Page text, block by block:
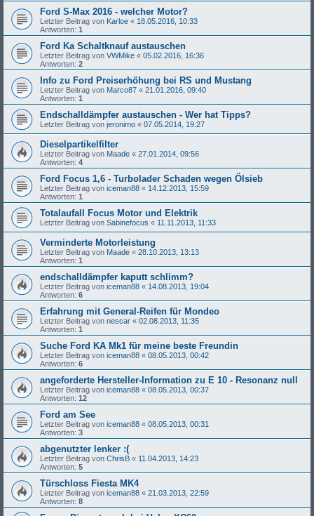
Ford S-Max 2016 - welcher Motor?
Letzter Beitrag von Karloe « 18.05.2016, 10:33
Antworten: 1
Ford Ka Schaltknauf austauschen
Letzter Beitrag von VWMike « 05.02.2016, 16:36
Antworten: 2
Info zu Ford Preiserhöhung bei RS und Mustang
Letzter Beitrag von Marco87 « 21.01.2016, 09:40
Antworten: 1
Endschalldämpfer austauschen - Wer hat Tipps?
Letzter Beitrag von jeronimo « 07.05.2014, 19:27
Dieselpartikelfilter
Letzter Beitrag von Maade « 27.01.2014, 09:56
Antworten: 4
Ford Focus 1,6 - Turbolader Schaden wegen Ölsieb
Letzter Beitrag von iceman88 « 14.12.2013, 15:59
Antworten: 1
Totalaufall Focus Motor und Elektrik
Letzter Beitrag von Sabinefocus « 11.11.2013, 11:33
Verminderte Motorleistung
Letzter Beitrag von Maade « 28.10.2013, 13:13
Antworten: 1
endschalldämpfer kaputt schlimm?
Letzter Beitrag von iceman88 « 14.08.2013, 19:04
Antworten: 6
Erfahrung mit General-Reifen für Mondeo
Letzter Beitrag von nescar « 02.08.2013, 11:35
Antworten: 1
Suche Ford KA Mk1 für meine beste Freundin
Letzter Beitrag von iceman88 « 08.05.2013, 00:42
Antworten: 6
angeforderte Hersteller-Information zu E 10 - Resonanz null
Letzter Beitrag von iceman88 « 08.05.2013, 00:37
Antworten: 12
Ford am See
Letzter Beitrag von iceman88 « 08.05.2013, 00:31
Antworten: 3
abgenutzter lenker :(
Letzter Beitrag von ChrisB « 11.04.2013, 14:23
Antworten: 5
Türschloss Fiesta MK4
Letzter Beitrag von iceman88 « 21.03.2013, 22:59
Antworten: 8